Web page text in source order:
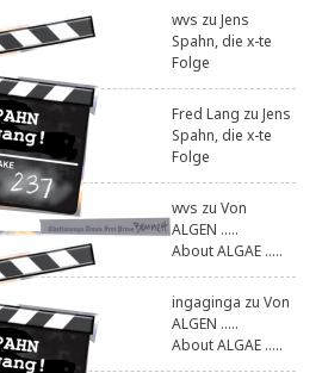
wvs zuJens
Spahn, die x-te
Folge
Fred Lang zuJens
Spahn, die x-te
Folge
wvs zuVon
ALGEN .....
About ALGAE .....
ingaginga zuVon
ALGEN .....
About ALGAE .....